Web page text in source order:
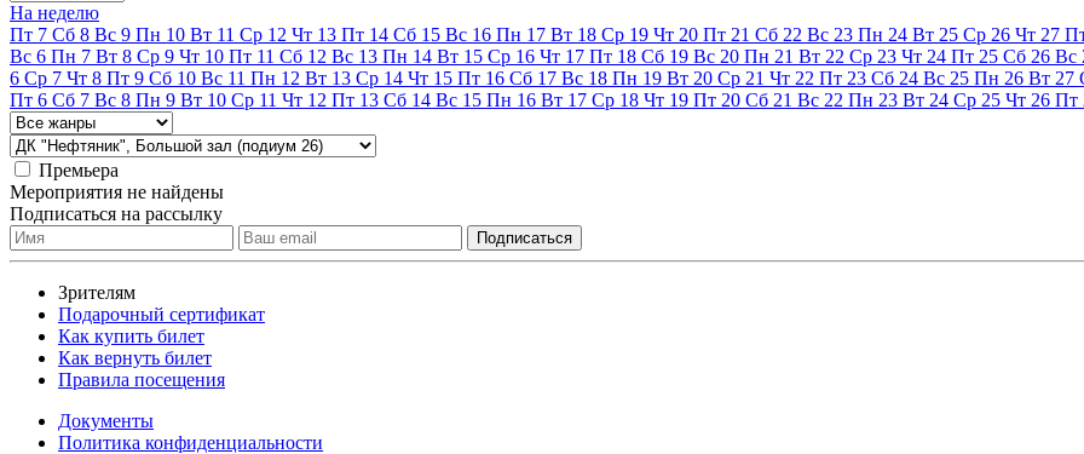
На неделю
Пт 7 Сб 8 Вс 9 Пн 10 Вт 11 Ср 12 Чт 13 Пт 14 Сб 15 Вс 16 Пн 17 Вт 18 Ср 19 Чт 20 Пт 21 Сб 22 Вс 23 Пн 24 Вт 25 Ср 26 Чт 27
Вс 6 Пн 7 Вт 8 Ср 9 Чт 10 Пт 11 Сб 12 Вс 13 Пн 14 Вт 15 Ср 16 Чт 17 Пт 18 Сб 19 Вс 20 Пн 21 Вт 22 Ср 23 Чт 24 Пт 25 Сб 26 Вс
6 Ср 7 Чт 8 Пт 9 Сб 10 Вс 11 Пн 12 Вт 13 Ср 14 Чт 15 Пт 16 Сб 17 Вс 18 Пн 19 Вт 20 Ср 21 Чт 22 Пт 23 Сб 24 Вс 25 Пн 26 Вт 27
Пт 6 Сб 7 Вс 8 Пн 9 Вт 10 Ср 11 Чт 12 Пт 13 Сб 14 Вс 15 Пн 16 Вт 17 Ср 18 Чт 19 Пт 20 Сб 21 Вс 22 Пн 23 Вт 24 Ср 25 Чт 26 Пт
Премьера
Мероприятия не найдены
Подписаться на рассылку
Зрителям
Подарочный сертификат
Как купить билет
Как вернуть билет
Правила посещения
Документы
Политика конфиденциальности